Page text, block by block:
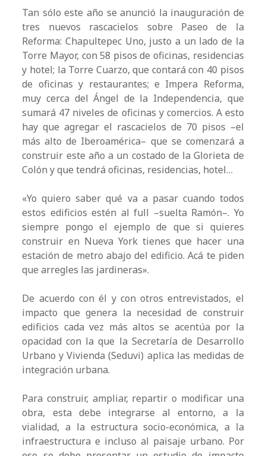
Tan sólo este año se anunció la inauguración de
tres nuevos rascacielos sobre Paseo de la
Reforma: Chapultepec Uno, justo a un lado de la
Torre Mayor, con 58 pisos de oficinas, residencias
y hotel; la Torre Cuarzo, que contará con 40 pisos
de oficinas y restaurantes; e Impera Reforma,
muy cerca del Ángel de la Independencia, que
sumará 47 niveles de oficinas y comercios. A esto
hay que agregar el rascacielos de 70 pisos –el
más alto de Iberoamérica– que se comenzará a
construir este año a un costado de la Glorieta de
Colón y que tendrá oficinas, residencias, hotel…
«Yo quiero saber qué va a pasar cuando todos
estos edificios estén al full –suelta Ramón–. Yo
siempre pongo el ejemplo de que si quieres
construir en Nueva York tienes que hacer una
estación de metro abajo del edificio. Acá te piden
que arregles las jardineras».
De acuerdo con él y con otros entrevistados, el
impacto que genera la necesidad de construir
edificios cada vez más altos se acentúa por la
opacidad con la que la Secretaría de Desarrollo
Urbano y Vivienda (Seduvi) aplica las medidas de
integración urbana.
Para construir, ampliar, repartir o modificar una
obra, esta debe integrarse al entorno, a la
vialidad, a la estructura socio-económica, a la
infraestructura e incluso al paisaje urbano. Por